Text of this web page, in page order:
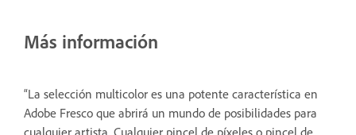
Más información
“La selección multicolor es una potente característica en
Adobe Fresco que abrirá un mundo de posibilidades para
cualquier artista. Cualquier pincel de píxeles o pincel de